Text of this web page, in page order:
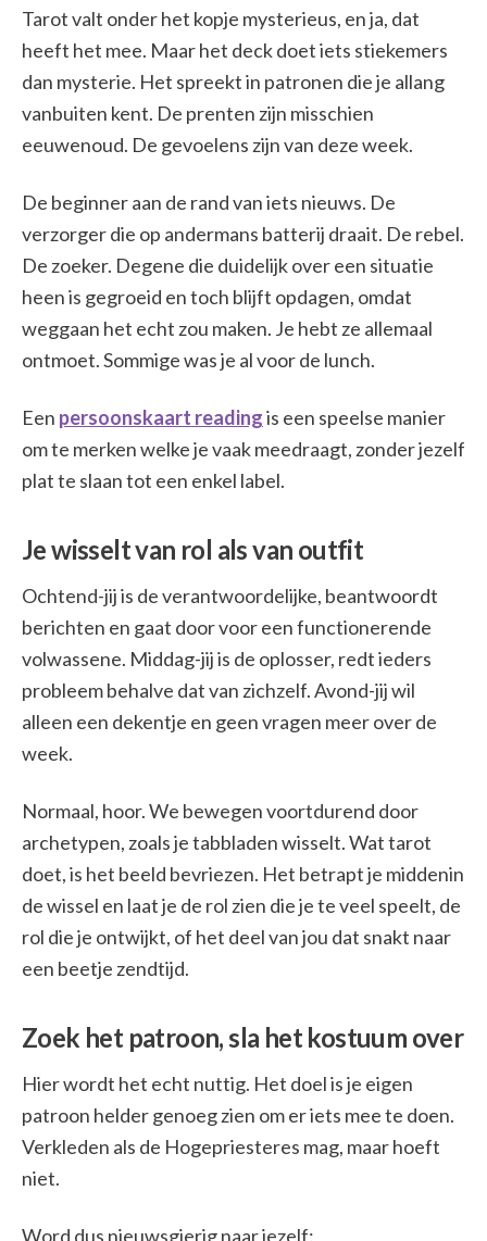
Tarot valt onder het kopje mysterieus, en ja, dat
heeft het mee. Maar het deck doet iets stiekemers
dan mysterie. Het spreekt in patronen die je allang
vanbuiten kent. De prenten zijn misschien
eeuwenoud. De gevoelens zijn van deze week.
De beginner aan de rand van iets nieuws. De
verzorger die op andermans batterij draait. De rebel.
De zoeker. Degene die duidelijk over een situatie
heen is gegroeid en toch blijft opdagen, omdat
weggaan het echt zou maken. Je hebt ze allemaal
ontmoet. Sommige was je al voor de lunch.
Een persoonskaart readingis een speelse manier
om te merken welke je vaak meedraagt, zonder jezelf
plat te slaan tot een enkel label.
Je wisselt van rol als van outfit
Ochtend-jij is de verantwoordelijke, beantwoordt
berichten en gaat door voor een functionerende
volwassene. Middag-jij is de oplosser, redt ieders
probleem behalve dat van zichzelf. Avond-jij wil
alleen een dekentje en geen vragen meer over de
week.
Normaal, hoor. We bewegen voortdurend door
archetypen, zoals je tabbladen wisselt. Wat tarot
doet, is het beeld bevriezen. Het betrapt je middenin
de wissel en laat je de rol zien die je te veel speelt, de
rol die je ontwijkt, of het deel van jou dat snakt naar
een beetje zendtijd.
Zoek het patroon, sla het kostuum over
Hier wordt het echt nuttig. Het doel is je eigen
patroon helder genoeg zien om er iets mee te doen.
Verkleden als de Hogepriesteres mag, maar hoeft
niet.
Word dus nieuwsgierig naar jezelf: